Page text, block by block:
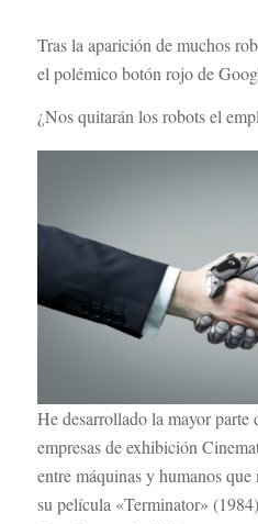
Tras la aparición de muchos
el polémico botón rojo de
¿Nos quitarán los robots el
He desarrollado la mayor parte
empresas de exhibición
entre máquinas y humanos que
su película «Terminator»